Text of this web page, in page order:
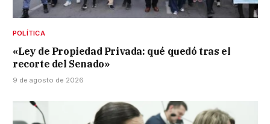
POLÍTICA
«Ley de Propiedad Privada: qué quedó tras el
recorte del Senado»
9 de agosto de 2026